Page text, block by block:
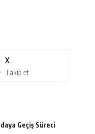
X
Takip et
Geçiş Süreci